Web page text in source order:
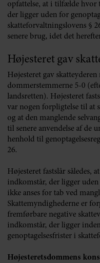
opfattelse, at i tilfælde hvor
der ligger uden for
skatteforvaltningslovens §
senere brug, idet det
Højesteret gav
Højesteret gav
dommerstemmerne 5-0
landsretten). Højesteret
var nogen forpligtelse til at
og at den manglende
til senere anvendelse af de
henhold til
26.
Højesteret fastslår således,
indkomstår, der ligger
ikke anses for tab ved
Skattemyndighederne er
fremførbare negative
indkomstår, der ligger
genoptagelsesfrister i
Højesteretsdommens